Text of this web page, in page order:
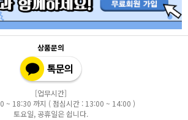
상품문의
[업무시간]
~ 18:30 까지 ( 점심시간 : 13:00 ~ 14:00 )
토요일, 공휴일은 쉽니다.